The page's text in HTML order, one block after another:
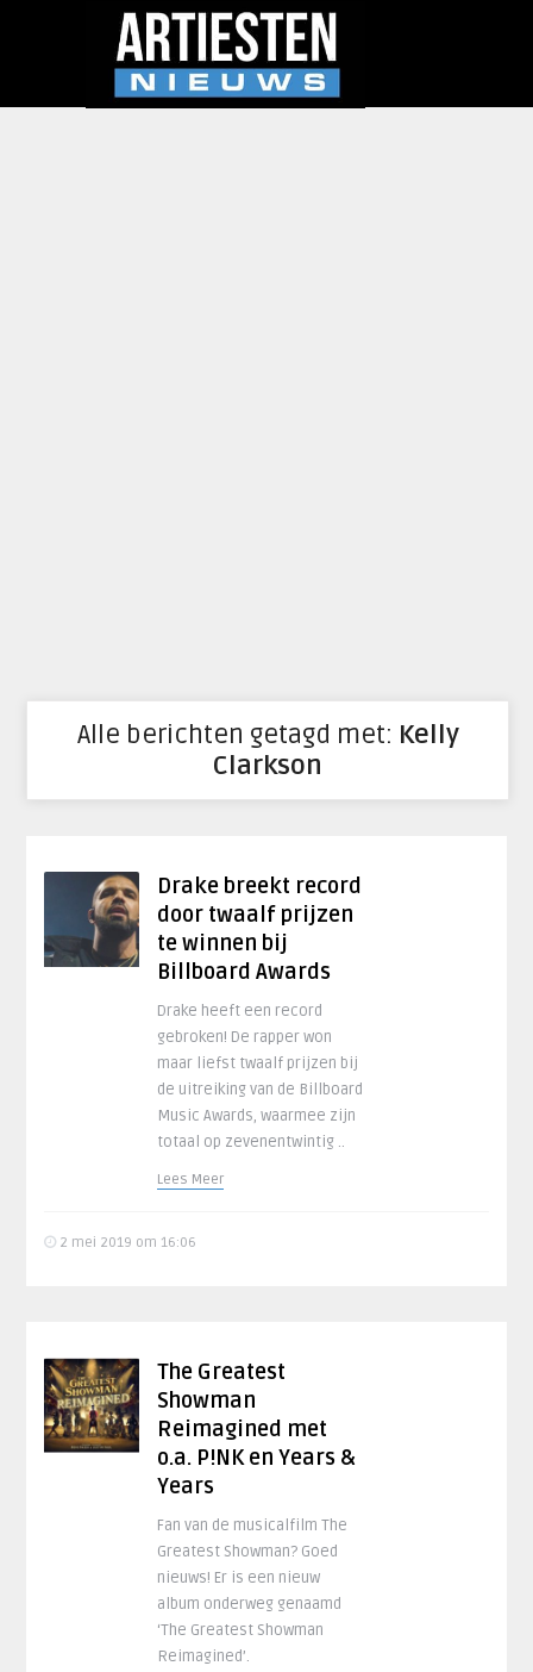
Alle berichten getagd met: Kelly
Clarkson
Drake breekt record
door twaalf prijzen
te winnen bij
Billboard Awards
Drake heeft een record
gebroken! De rapper won
maar liefst twaalf prijzen bij
de uitreiking van de Billboard
Music Awards, waarmee zijn
totaal op zevenentwintig ..
Lees Meer
2 mei 2019 om 16:06
The Greatest
Showman
Reimagined met
o.a. P!NK en Years &
Years
Fan van de musicalfilm The
Greatest Showman? Goed
nieuws! Er is een nieuw
album onderweg genaamd
‘The Greatest Showman
Reimagined’.